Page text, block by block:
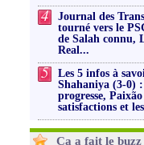
4
Journal des
tourné vers le
de Salah connu,
Real...
5
Les 5 infos à
Shahaniya (3-0)
progresse,
satisfactions et
Ça a fait le